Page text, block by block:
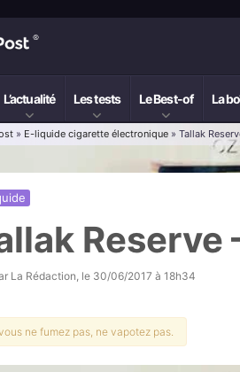
L’actualité Les tests Le Best-of La
» E-liquide cigarette électronique » Tallak
Reserve
La Rédaction, le 30/06/2017 à 18h34
ne fumez pas, ne vapotez pas.